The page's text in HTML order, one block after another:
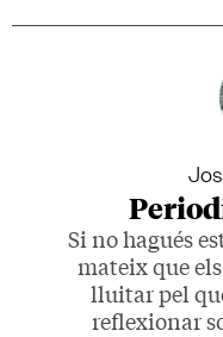
Si no hagués
mateix que
lluitar pel
reflexionar